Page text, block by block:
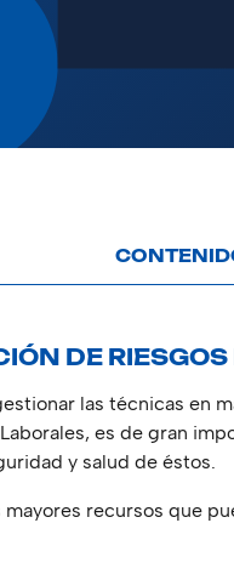
DE
las técnicas en
es de gran
y salud de éstos.
recursos que